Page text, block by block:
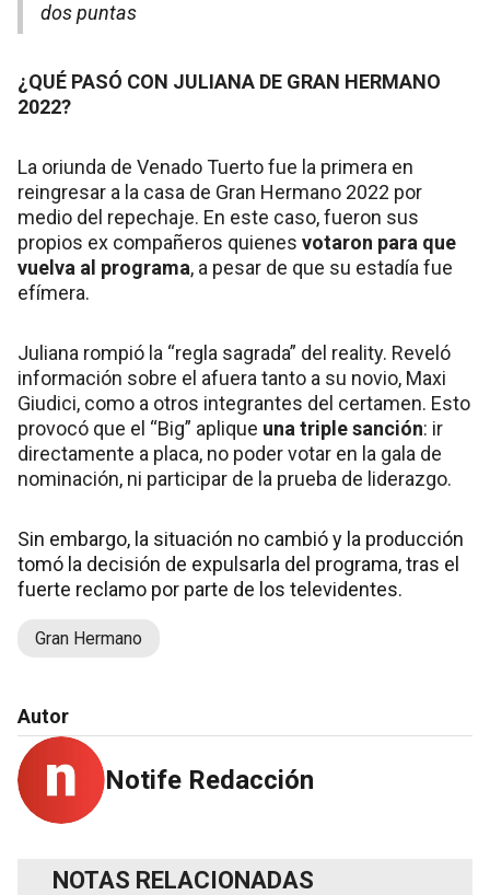
dos puntas
¿QUÉ PASÓ CON JULIANA DE GRAN HERMANO
2022?
La oriunda de Venado Tuerto fue la primera en
reingresar a la casa de Gran Hermano 2022 por
medio del repechaje. En este caso, fueron sus
propios ex compañeros quienes votaron para que
vuelva al programa, a pesar de que su estadía fue
efímera.
Juliana rompió la “regla sagrada” del reality. Reveló
información sobre el afuera tanto a su novio, Maxi
Giudici, como a otros integrantes del certamen. Esto
provocó que el “Big” aplique una triple sanción: ir
directamente a placa, no poder votar en la gala de
nominación, ni participar de la prueba de liderazgo.
Sin embargo, la situación no cambió y la producción
tomó la decisión de expulsarla del programa, tras el
fuerte reclamo por parte de los televidentes.
Gran Hermano
Autor
Notife Redacción
NOTAS RELACIONADAS